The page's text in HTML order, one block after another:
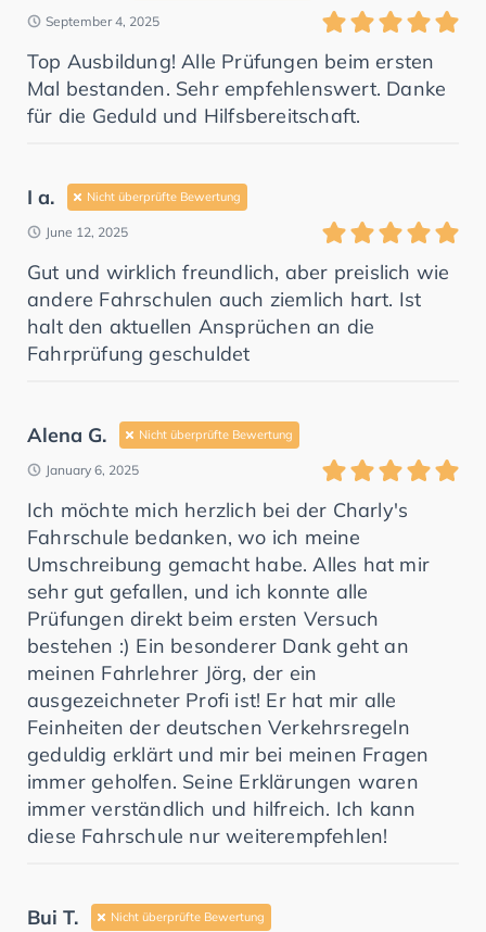
September 4, 2025
Top Ausbildung! Alle Prüfungen beim ersten
Mal bestanden. Sehr empfehlenswert. Danke
für die Geduld und Hilfsbereitschaft.
I a. Nicht überprüfte Bewertung
June 12, 2025
Gut und wirklich freundlich, aber preislich wie
andere Fahrschulen auch ziemlich hart. Ist
halt den aktuellen Ansprüchen an die
Fahrprüfung geschuldet
Alena G. Nicht überprüfte Bewertung
January 6, 2025
Ich möchte mich herzlich bei der Charly's
Fahrschule bedanken, wo ich meine
Umschreibung gemacht habe. Alles hat mir
sehr gut gefallen, und ich konnte alle
Prüfungen direkt beim ersten Versuch
bestehen :) Ein besonderer Dank geht an
meinen Fahrlehrer Jörg, der ein
ausgezeichneter Profi ist! Er hat mir alle
Feinheiten der deutschen Verkehrsregeln
geduldig erklärt und mir bei meinen Fragen
immer geholfen. Seine Erklärungen waren
immer verständlich und hilfreich. Ich kann
diese Fahrschule nur weiterempfehlen!
Bui T. Nicht überprüfte Bewertung